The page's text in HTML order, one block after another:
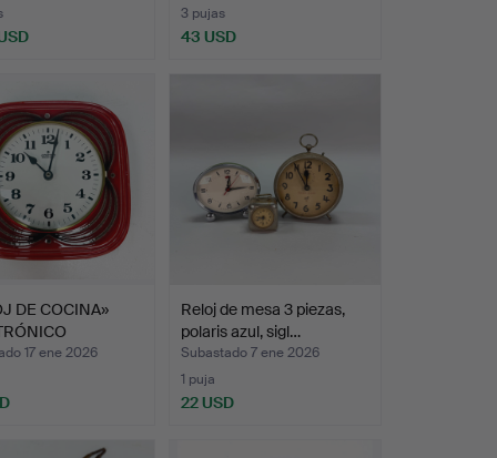
3 pujas
43 USD
DE COCINA»
po…
17 ene 2026
Reloj de mesa 3 piezas,
polaris azul, sigl…
Subastado 7 ene 2026
1 puja
22 USD